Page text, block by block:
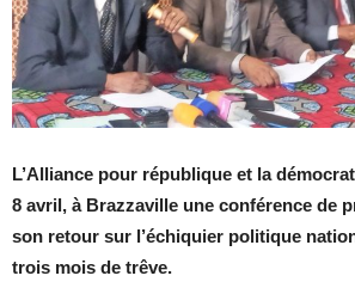
L’Alliance pour république et la
8 avril, à Brazzaville une conférence de
son retour sur l’échiquier politique
trois mois de trêve.